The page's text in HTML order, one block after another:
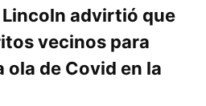
advirtió que
vecinos para
ola de Covid en la